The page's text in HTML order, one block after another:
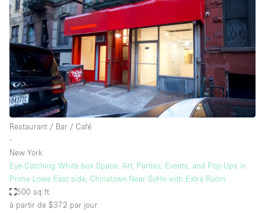
Restaurant / Bar / Café
∙
New York
Eye-Catching White box Space: Art, Parties, Events, and Pop-Ups in
Prime Lowe East side, Chinatown Near SoHo with Extra Room
500 sq ft
à partir de $372 par jour